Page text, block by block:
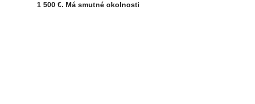
1 500 €. Má smutné okolnosti